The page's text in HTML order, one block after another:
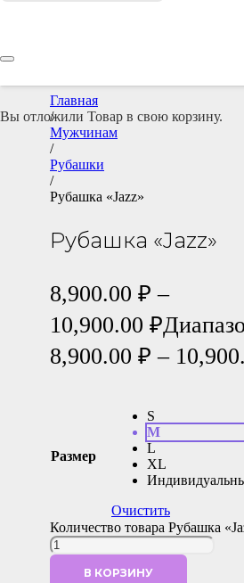
Вы отложили Товар в свою корзину.
Главная
/
Мужчинам
/
Рубашки
/
Рубашка «Jazz»
Рубашка «Jazz»
8,900.00 ₽ –
10,900.00 ₽
8,900.00 ₽ –
Размер
S
M
L
XL
Очистить
Количество товара Рубашка
В КОРЗИНУ